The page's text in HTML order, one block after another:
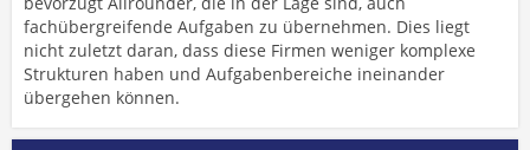
fachübergreifende Aufgaben zu übernehmen. Dies liegt
nicht zuletzt daran, dass diese Firmen weniger komplexe
Strukturen haben und Aufgabenbereiche ineinander
übergehen können.